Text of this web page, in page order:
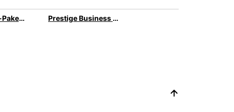
All-inclusive-Paket für Ihre Geschäftsreise
Prestige Business Autovermietung